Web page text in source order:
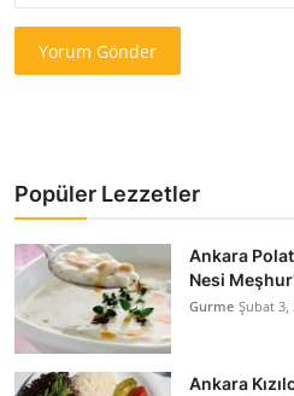
Yorum Gönder
Popüler Lezzetler
Ankara
Nesi
Gurme Şubat 3,
Ankara